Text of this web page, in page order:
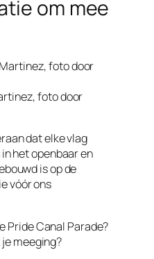
om mee
foto door
dat elke vlag
het openbaar en
is op de
vóór ons
Pride Canal Parade?
meeging?